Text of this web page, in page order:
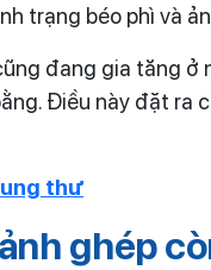
trạng béo phì và
đang gia tăng ở
Điều này đặt ra
thư
ghép